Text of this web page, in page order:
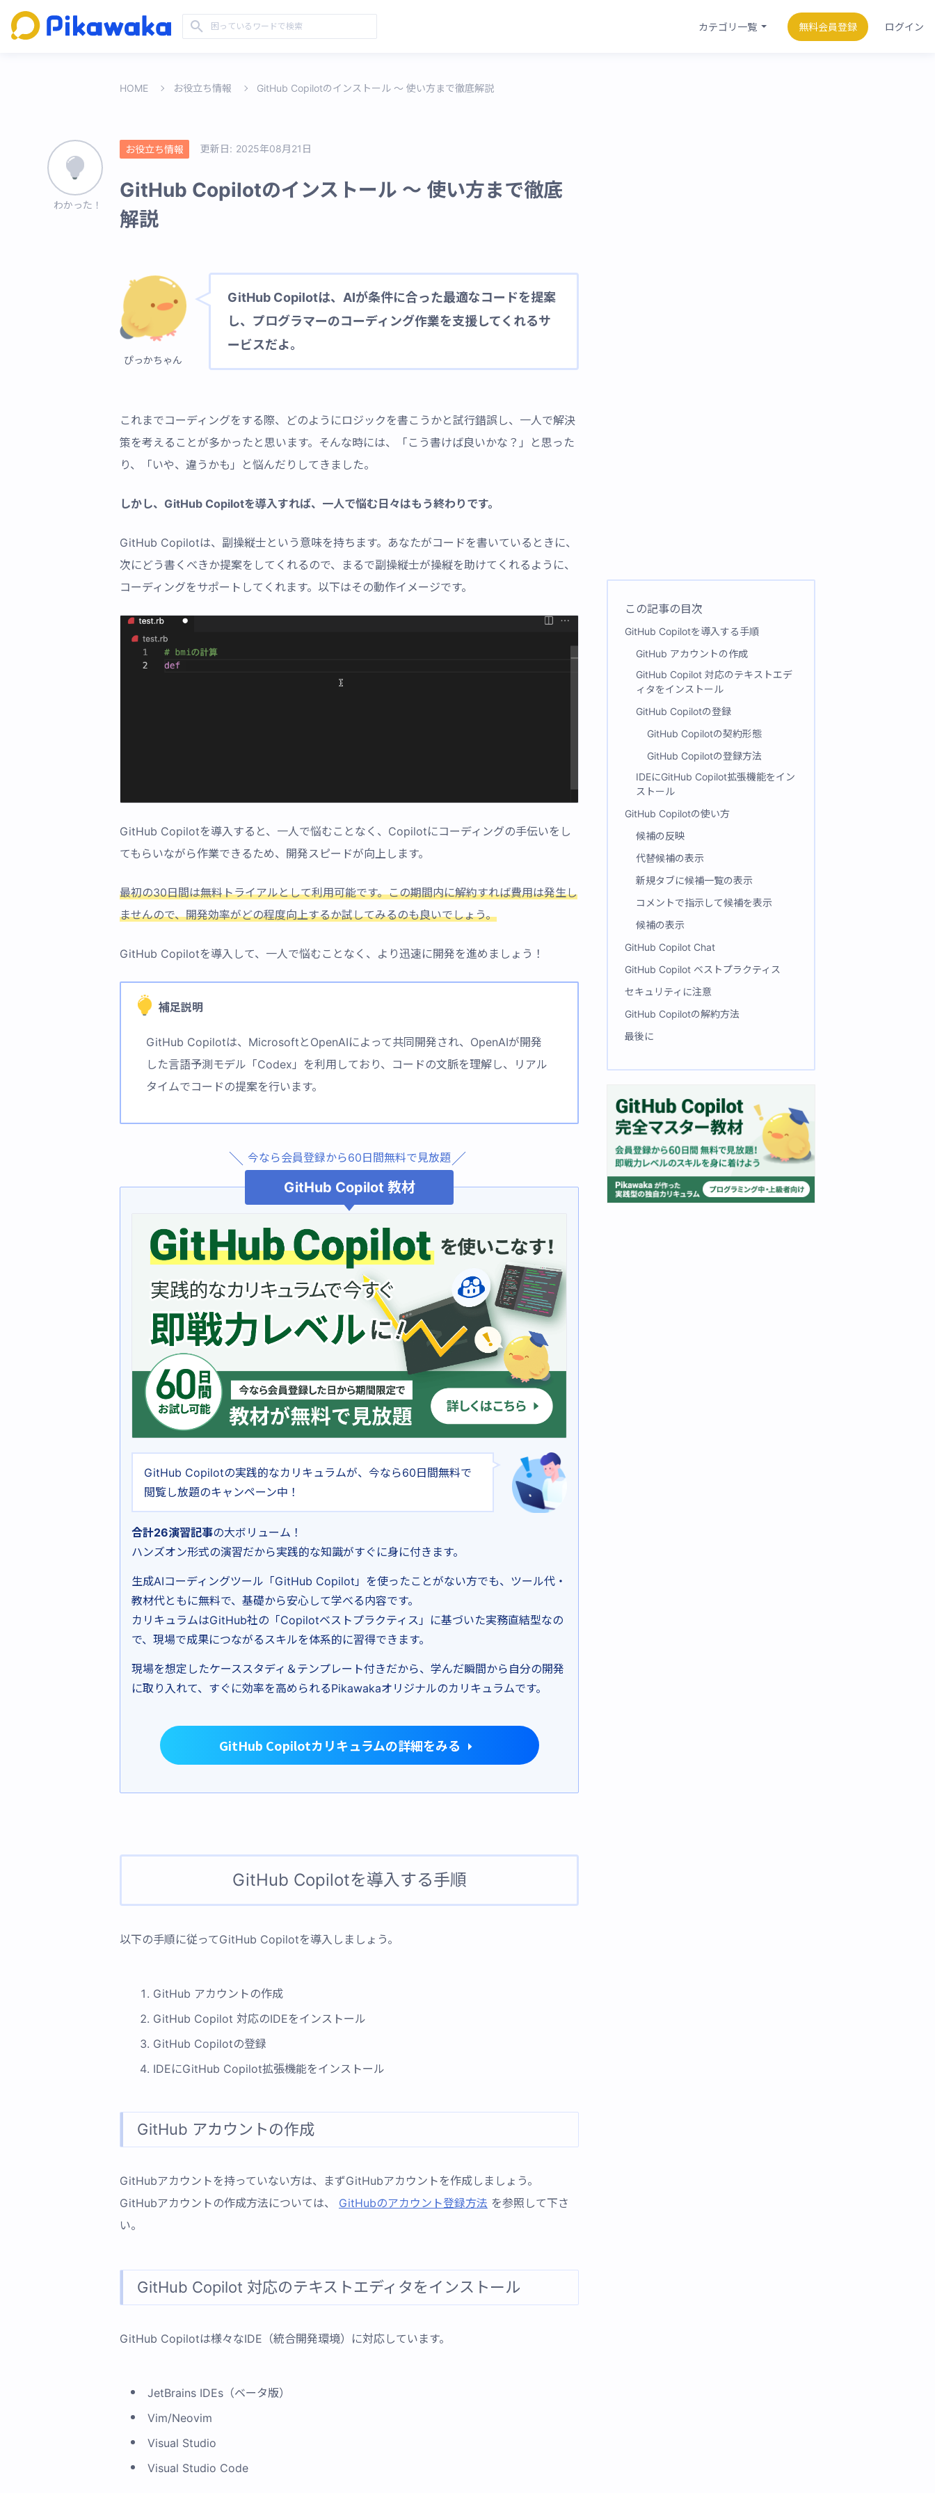
カテゴリ一覧 無料会員登録 ログイン
HOME お役立ち情報 GitHub Copilotのインストール 〜 使い方まで徹底解説
お役立ち情報 更新日: 2025年08月21日
GitHub Copilotのインストール 〜 使い方まで徹底
解説
ぴっかちゃん
GitHub Copilotは、AIが条件に合った最適なコードを提案
し、プログラマーのコーディング作業を支援してくれるサ
ービスだよ。
これまでコーディングをする際、どのようにロジックを書こうかと試行錯誤し、一人で解決
策を考えることが多かったと思います。そんな時には、「こう書けば良いかな？」と思った
り、「いや、違うかも」と悩んだりしてきました。
しかし、GitHub Copilotを導入すれば、一人で悩む日々はもう終わりです。
GitHub Copilotは、副操縦士という意味を持ちます。あなたがコードを書いているときに、
次にどう書くべきか提案をしてくれるので、まるで副操縦士が操縦を助けてくれるように、
コーディングをサポートしてくれます。以下はその動作イメージです。
GitHub Copilotを導入すると、一人で悩むことなく、Copilotにコーディングの手伝いをし
てもらいながら作業できるため、開発スピードが向上します。
最初の30日間は無料トライアルとして利用可能です。この期間内に解約すれば費用は発生し
ませんので、開発効率がどの程度向上するか試してみるのも良いでしょう。
GitHub Copilotを導入して、一人で悩むことなく、より迅速に開発を進めましょう！
補足説明
GitHub Copilotは、MicrosoftとOpenAIによって共同開発され、OpenAIが開発
した言語予測モデル「Codex」を利用しており、コードの文脈を理解し、リアル
タイムでコードの提案を行います。
今なら会員登録から60日間無料で見放題
GitHub Copilot 教材
GitHub Copilotの実践的なカリキュラムが、今なら60日間無料で
閲覧し放題のキャンペーン中！
合計26演習記事の大ボリューム！
ハンズオン形式の演習だから実践的な知識がすぐに身に付きます。
生成AIコーディングツール「GitHub Copilot」を使ったことがない方でも、ツール代・
教材代ともに無料で、基礎から安心して学べる内容です。
カリキュラムはGitHub社の「Copilotベストプラクティス」に基づいた実務直結型なの
で、現場で成果につながるスキルを体系的に習得できます。
現場を想定したケーススタディ＆テンプレート付きだから、学んだ瞬間から自分の開発
に取り入れて、すぐに効率を高められるPikawakaオリジナルのカリキュラムです。
GitHub Copilotカリキュラムの詳細をみる
GitHub Copilotを導入する手順
以下の手順に従ってGitHub Copilotを導入しましょう。
GitHub アカウントの作成
GitHub Copilot 対応のIDEをインストール
GitHub Copilotの登録
IDEにGitHub Copilot拡張機能をインストール
GitHub アカウントの作成
GitHubアカウントを持っていない方は、まずGitHubアカウントを作成しましょう。
GitHubアカウントの作成方法については、 GitHubのアカウント登録方法 を参照して下さ
い。
GitHub Copilot 対応のテキストエディタをインストール
GitHub Copilotは様々なIDE（統合開発環境）に対応しています。
JetBrains IDEs（ベータ版）
Vim/Neovim
Visual Studio
Visual Studio Code
わかった！
この記事の目次
GitHub Copilotを導入する手順
GitHub アカウントの作成
GitHub Copilot 対応のテキストエデ
ィタをインストール
GitHub Copilotの登録
GitHub Copilotの契約形態
GitHub Copilotの登録方法
IDEにGitHub Copilot拡張機能をイン
ストール
GitHub Copilotの使い方
候補の反映
代替候補の表示
新規タブに候補一覧の表示
コメントで指示して候補を表示
候補の表示
GitHub Copilot Chat
GitHub Copilot ベストプラクティス
セキュリティに注意
GitHub Copilotの解約方法
最後に